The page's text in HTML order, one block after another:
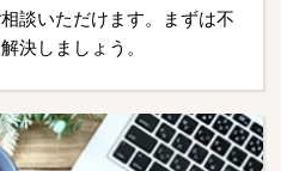
談いただけます。まずは不
決しましょう。